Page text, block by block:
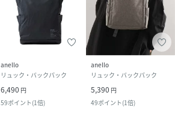
anello
リュック・バックパック
6,490 円
59ポイント(1倍)
anello
リュック・バックパック
5,390 円
49ポイント(1倍)